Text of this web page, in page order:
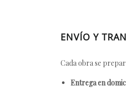
ENVÍO Y
Cada obra se
Entrega en